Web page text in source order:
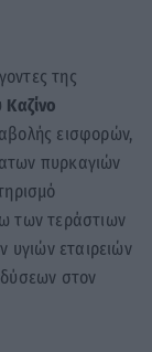
της
Καζίνο
εισφορών,
πυρκαγιών
των τεράστιων
υγιών εταιρειών
στον